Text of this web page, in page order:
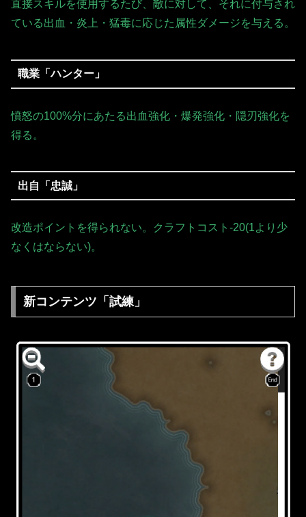
直接スキルを使用するたび、敵に対して、それに付与され
ている出血・炎上・猛毒に応じた属性ダメージを与える。
職業「ハンター」
憤怒の100%分にあたる出血強化・爆発強化・隠刃強化を
得る。
出自「忠誠」
改造ポイントを得られない。クラフトコスト-20(1より少
なくはならない)。
新コンテンツ「試練」